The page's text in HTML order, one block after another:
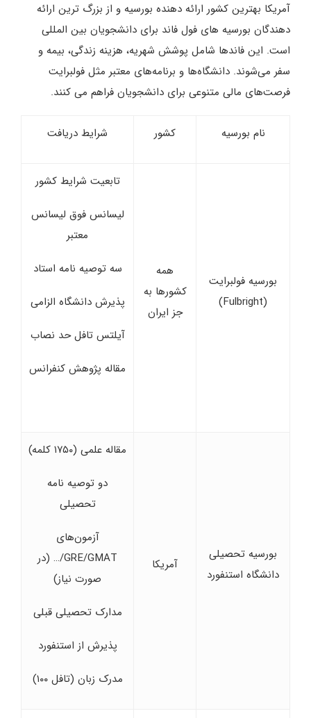
آمریکا بهترین کشور ارائه دهنده بورسیه و از بزرگ ‌ترین ارائه‌
دهندگان بورسیه های فول فاند برای دانشجویان بین‌ المللی
است. این فاندها شامل پوشش شهریه، هزینه زندگی، بیمه و
سفر می‌شوند. دانشگاه‌ها و برنامه‌های معتبر مثل فولبرایت
فرصت‌های مالی متنوعی برای دانشجویان فراهم می‌ کنند.
نام بورسیه کشور شرایط دریافت
بورسیه فولبرایت
(Fulbright)
همه
کشورها به
جز ایران
تابعیت شرایط کشور
لیسانس فوق ‌لیسانس
معتبر
سه توصیه ‌نامه استاد
پذیرش دانشگاه الزامی
آیلتس تافل حد نصاب
مقاله پژوهش کنفرانس
بورسیه تحصیلی
دانشگاه استنفورد
آمریکا
مقاله علمی (۱۷۵۰ کلمه)
دو توصیه ‌نامه
تحصیلی
آزمون‌های
GRE/GMAT/… (در
صورت نیاز)
مدارک تحصیلی قبلی
پذیرش از استنفورد
مدرک زبان (تافل ۱۰۰)